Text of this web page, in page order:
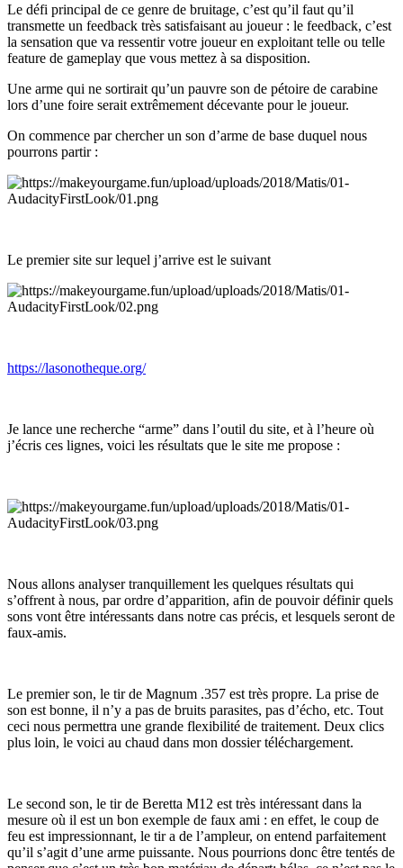
Le défi principal de ce genre de bruitage, c’est qu’il faut qu’il
transmette un feedback très satisfaisant au joueur : le feedback, c’est
la sensation que va ressentir votre joueur en exploitant telle ou telle
feature de gameplay que vous mettez à sa disposition.
Une arme qui ne sortirait qu’un pauvre son de pétoire de carabine
lors d’une foire serait extrêmement décevante pour le joueur.
On commence par chercher un son d’arme de base duquel nous
pourrons partir :
Le premier site sur lequel j’arrive est le suivant
https://lasonotheque.org/
Je lance une recherche “arme” dans l’outil du site, et à l’heure où
j’écris ces lignes, voici les résultats que le site me propose :
Nous allons analyser tranquillement les quelques résultats qui
s’offrent à nous, par ordre d’apparition, afin de pouvoir définir quels
sons vont être intéressants dans notre cas précis, et lesquels seront de
faux-amis.
Le premier son, le tir de Magnum .357 est très propre. La prise de
son est bonne, il n’y a pas de bruits parasites, pas d’écho, etc. Tout
ceci nous permettra une grande flexibilité de traitement. Deux clics
plus loin, le voici au chaud dans mon dossier téléchargement.
Le second son, le tir de Beretta M12 est très intéressant dans la
mesure où il est un bon exemple de faux ami : en effet, le coup de
feu est impressionnant, le tir a de l’ampleur, on entend parfaitement
qu’il s’agit d’une arme puissante. Nous pourrions donc être tentés de